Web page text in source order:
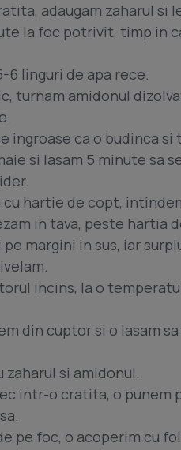
adaugam zaharul si
la foc potrivit, timp in
6 linguri de apa rece.
turnam amidonul
ingroase ca o budinca
si lasam 5 minute sa
cu hartie de copt,
in tava, peste hartia
margini in sus, iar
incins, la o
din cuptor si o lasam
si amidonul.
intr-o cratita, o punem
pe foc, o acoperim cu